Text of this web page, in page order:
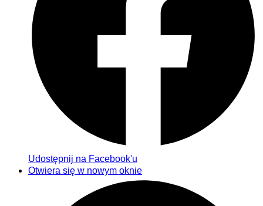
Udostępnij na Facebook'u
Otwiera się w nowym oknie